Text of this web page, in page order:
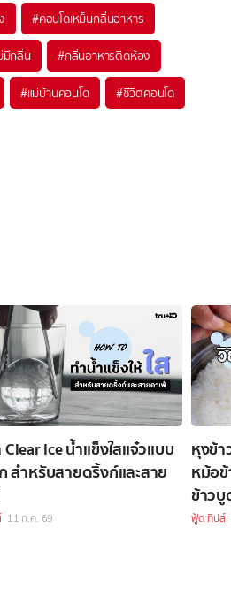
#คอนโดเหม็นกลิ่นอาหาร
มีกลิ่น #กลิ่นอาหารติดห้อง
#แม่บ้านคอนโด #ชีวิตคอนโด
Ice น้ำแข็งใสแจ๋วแบบ
สำหรับสายดริ้งก์และสาย
11 ก.ค. 69
หุงข้า
หม้อ
ข้าวบู
ฟู้ด ทิปส์